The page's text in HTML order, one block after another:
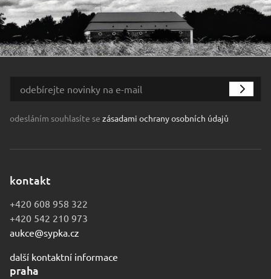
odesláním souhlasíte se zásadami ochrany osobních údajů
kontakt
+420 608 958 322
+420 542 210 973
aukce@sypka.cz
další kontaktní informace
praha